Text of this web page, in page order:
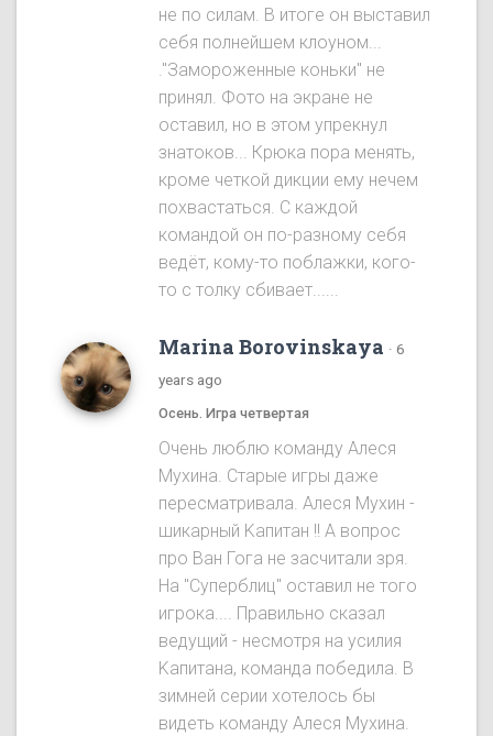
не по силам. В итоге он выставил
себя полнейшем клоуном...
."Замороженные коньки" не
принял. Фото на экране не
оставил, но в этом упрекнул
знатоков... Крюка пора менять,
кроме четкой дикции ему нечем
похвастаться. С каждой
командой он по-разному себя
ведёт, кому-то поблажки, кого-
то с толку сбивает......
Marina Borovinskaya · 6
years ago
Осень. Игра четвертая
Oчень люблю команду Алеся
Мухина. Старые игры даже
пересматривала. Алеся Мухин -
шикарный Kапитан !! A вопрос
про Ван Гога не засчитали зря.
На "Cуперблиц" оставил не того
игрока.... Правильно сказал
ведущий - несмотря на усилия
Kапитана, команда победила. B
зимней серии хотелось бы
видеть команду Алеся Мухинa.